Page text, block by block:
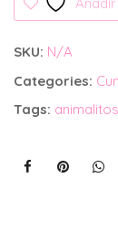
SKU: N/A
Categories:
Tags: animalitos